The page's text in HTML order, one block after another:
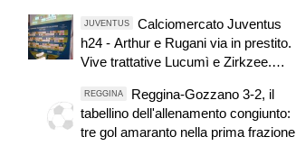
JUVENTUS
Calciomercato Juventus
h24 - Arthur e Rugani via in prestito.
Vive trattative Lucumì e Zirkzee.
per Nico. PSG alza offerta per
Suzuki. Zhegrova non vuole partire.
Sorloth sul mercato. Vlahovic, nuova
REGGINA
Reggina-Gozzano 3-2, il
tabellino dell'allenamento congiunto:
tre gol amaranto nella prima frazione